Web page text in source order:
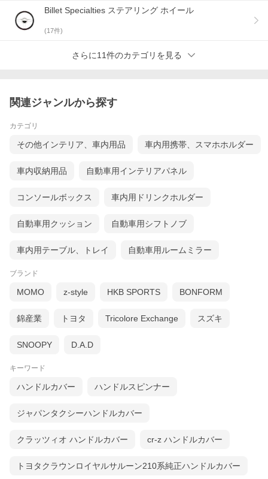
Billet Specialties ステアリング ホイール
(17件)
さらに11件のカテゴリを見る
関連ジャンルから探す
カテゴリ
その他インテリア、車内用品 車内用携帯、スマホホルダー
車内収納用品 自動車用インテリアパネル
コンソールボックス 車内用ドリンクホルダー
自動車用クッション 自動車用シフトノブ
車内用テーブル、トレイ 自動車用ルームミラー
ブランド
MOMO z-style HKB SPORTS BONFORM
錦産業 トヨタ Tricolore Exchange スズキ
SNOOPY D.A.D
キーワード
ハンドルカバー ハンドルスピンナー
ジャパンタクシーハンドルカバー
クラッツィオ ハンドルカバー cr-z ハンドルカバー
トヨタクラウンロイヤルサルーン210系純正ハンドルカバー